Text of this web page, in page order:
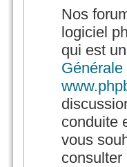
Nos
logiciel
qui est
Générale
conduite
vous
consulter